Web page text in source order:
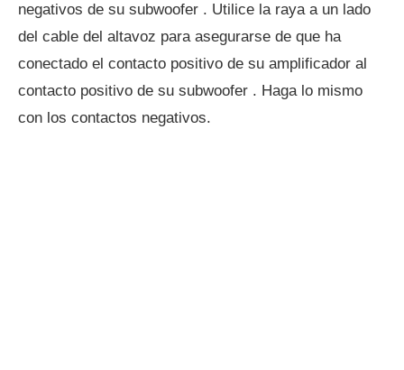
negativos de su subwoofer . Utilice la raya a un lado
del cable del altavoz para asegurarse de que ha
conectado el contacto positivo de su amplificador al
contacto positivo de su subwoofer . Haga lo mismo
con los contactos negativos.